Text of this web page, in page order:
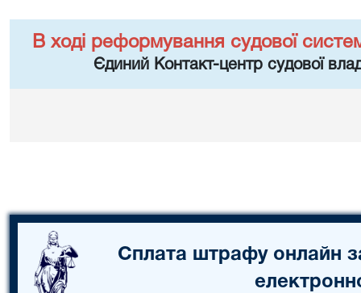
В ході реформування судової
Єдиний Контакт-центр судової
Сплата штрафу онлайн